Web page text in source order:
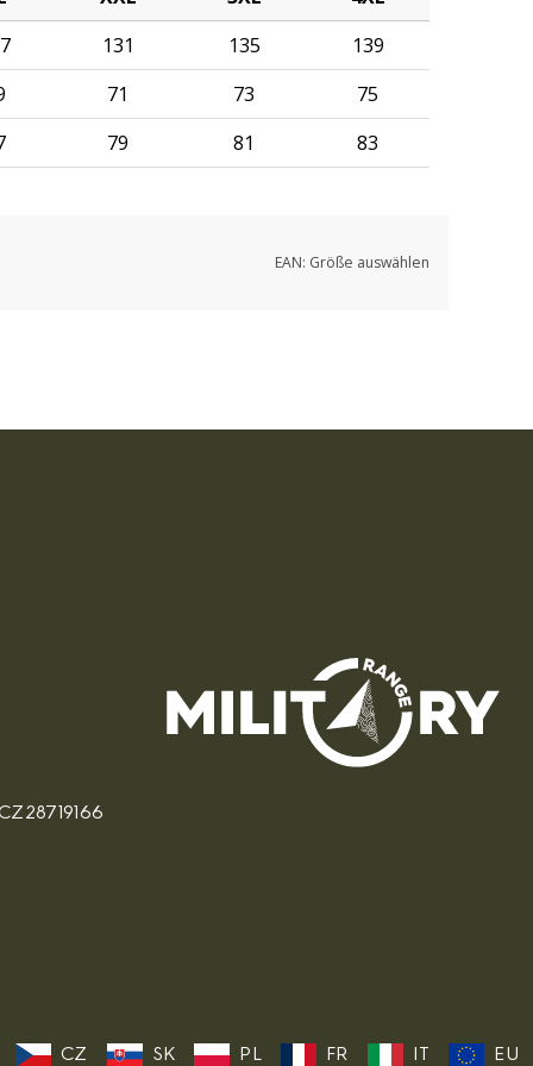
131 135
139
71 73
75
79 81 83
EAN: Größe auswählen
CZ SK PL FR EU